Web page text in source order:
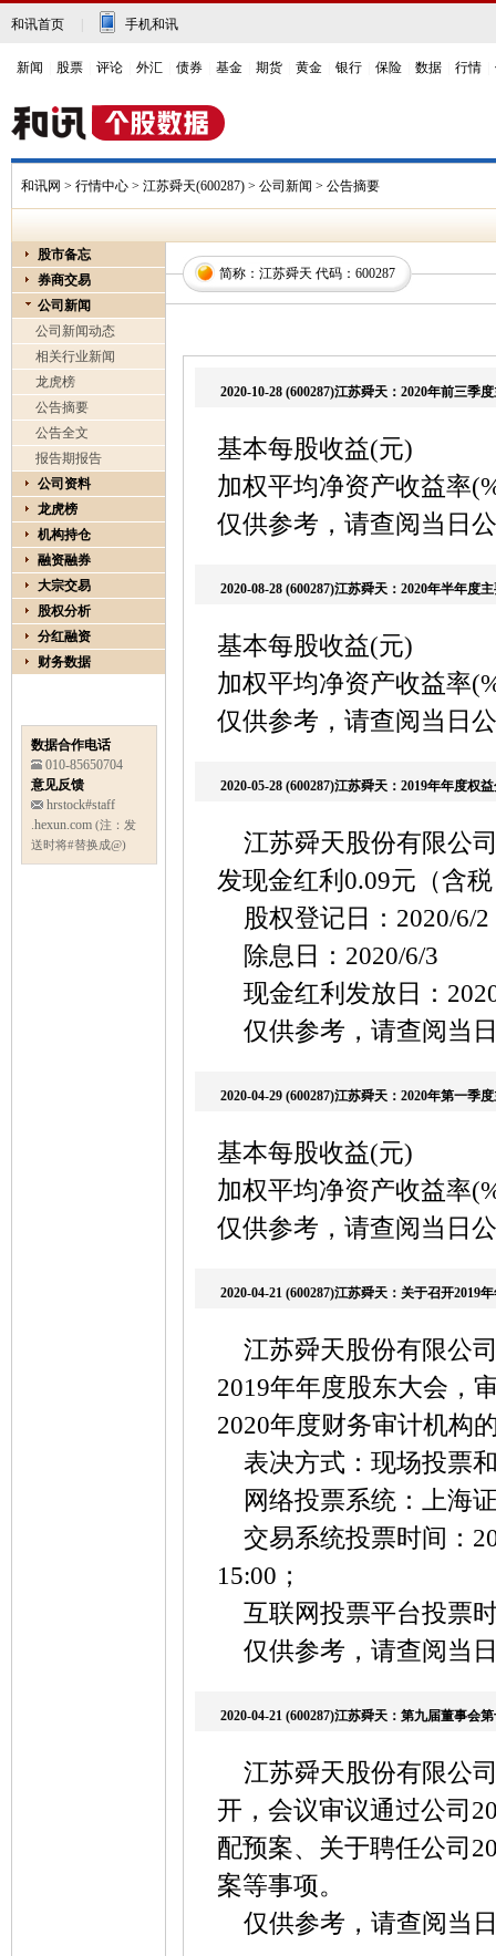
和讯首页 手机和讯
新闻 股票 评论 外汇 债券 基金 期货 黄金 银行 保险 数据 行情
和讯网 > 行情中心 > 江苏舜天(600287) > 公司新闻 > 公告摘要
股市备忘
券商交易
公司新闻
公司新闻动态
相关行业新闻
龙虎榜
公告摘要
公告全文
报告期报告
公司资料
龙虎榜
机构持仓
融资融券
大宗交易
股权分析
分红融资
财务数据
数据合作电话
010-85650704
意见反馈
hrstock#staff
.hexun.com (注：发
送时将#替换成@)
简称：江苏舜天 代码：600287
2020-10-28 (600287)江苏舜天：2020年前三季
基本每股收益(
加权平均净资产
仅供参考，请查阅当日
2020-08-28 (600287)江苏舜天：2020年半年度
基本每股收益(
加权平均净资产
仅供参考，请查阅当日
2020-05-28 (600287)江苏舜天：2019年年度权
江苏舜天股份有限公
发现金红利0.09元（含
股权登记日：2020/6/2
除息日：2020/6/3
现金红利发放日：
仅供参考，请查阅当
2020-04-29 (600287)江苏舜天：2020年第一季
基本每股收益(
加权平均净资产
仅供参考，请查阅当日
2020-04-21 (600287)江苏舜天：关于召开2019
江苏舜天股份有限公
2019年年度股东大会，
2020年度财务审计机构
表决方式：现场投票
网络投票系统：上海
交易系统投票时间：
15:00；
互联网投票平台投票
仅供参考，请查阅当
2020-04-21 (600287)江苏舜天：第九届董事会
江苏舜天股份有限公
开，会议审议通过公司
配预案、关于聘任公司
案等事项。
仅供参考，请查阅当